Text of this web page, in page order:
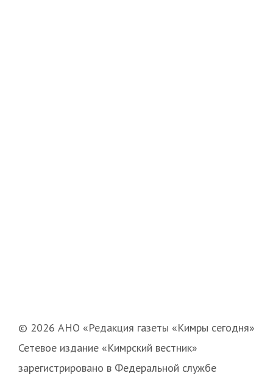
© 2026 АНО «Редакция газеты «Кимры сегодня»
Сетевое издание «Кимрский вестник»
зарегистрировано в Федеральной службе